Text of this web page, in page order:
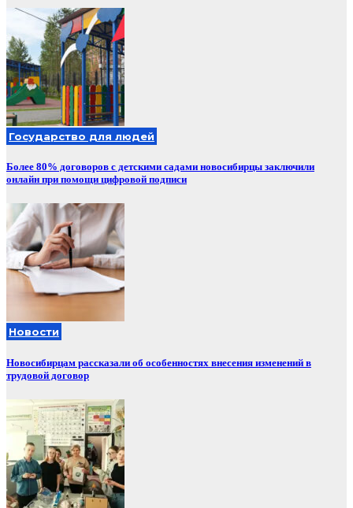
Государство для людей
Более 80% договоров с детскими садами новосибирцы заключили
онлайн при помощи цифровой подписи
Новости
Новосибирцам рассказали об особенностях внесения изменений в
трудовой договор